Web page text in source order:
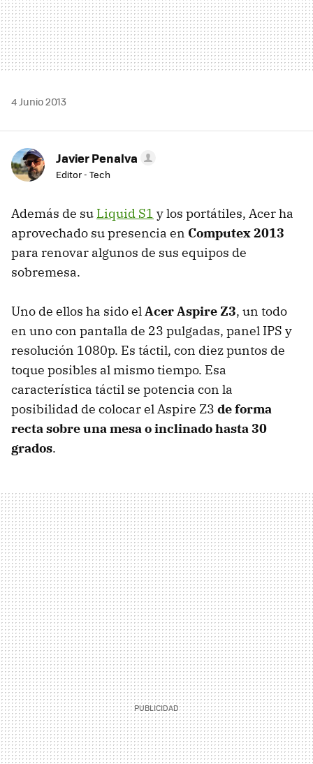
4 Junio 2013
Javier Penalva
Editor - Tech
Además de su Liquid S1 y los portátiles, Acer ha
aprovechado su presencia en Computex 2013
para renovar algunos de sus equipos de
sobremesa.
Uno de ellos ha sido elAcer Aspire Z3, un todo
en uno con pantalla de 23 pulgadas, panel IPS y
resolución 1080p. Es táctil, con diez puntos de
toque posibles al mismo tiempo. Esa
característica táctil se potencia con la
posibilidad de colocar el Aspire Z3 de forma
recta sobre una mesa o inclinado hasta 30
grados.